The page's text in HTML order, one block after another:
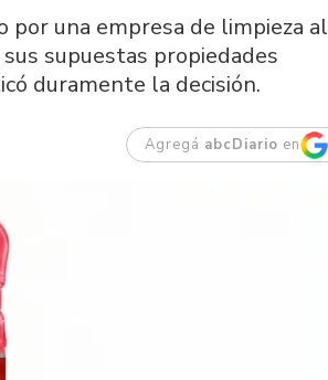
por una empresa de limpieza al
supuestas propiedades
duramente la decisión.
Agregá abcDiario en